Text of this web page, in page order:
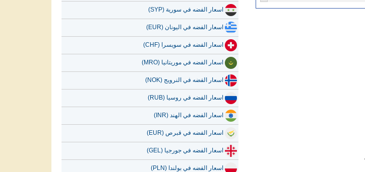
اسعار الفضه في سورية (SYP)
اسعار الفضه في اليونان (EUR)
اسعار الفضه في سويسرا (CHF)
اسعار الفضه في موريتانيا (MRO)
اسعار الفضه في النرويج (NOK)
اسعار الفضه في روسيا (RUB)
اسعار الفضه في الهند (INR)
اسعار الفضه في قبرص (EUR)
اسعار الفضه في جورجيا (GEL)
اسعار الفضه في بولندا (PLN)